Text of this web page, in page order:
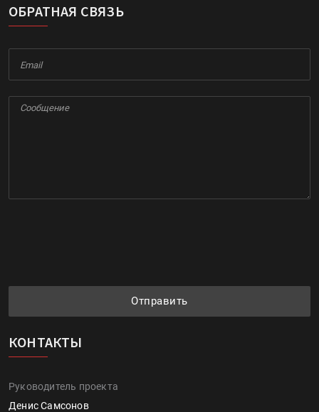
ОБРАТНАЯ СВЯЗЬ
Отправить
КОНТАКТЫ
Руководитель проекта
Денис Самсонов